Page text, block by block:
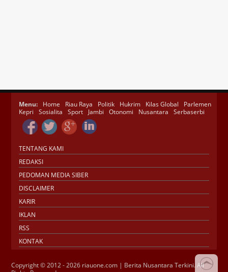
Menu: Home Riau Raya Politik Hukrim Kilas Global
Parlemen
Kepri
Sosialita Sport Jambi Otonomi Nusantara Serbaserbi
TENTANG KAMI
REDAKSI
PEDOMAN MEDIA SIBER
DISCLAIMER
KARIR
IKLAN
RSS
KONTAK
Copyright © 2012 - 2026 riauone.com | Berita Nusantara Terkini. All